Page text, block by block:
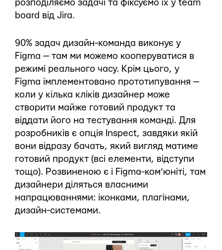
розподіляємо задачі та фіксуємо їх у team
board від Jira.
90% задач дизайн-команда виконує у
Figma — там ми можемо кооперуватися в
режимі реального часу. Крім цього, у
Figma імплементовано прототипування —
коли у кілька кліків дизайнер може
створити майже готовий продукт та
віддати його на тестування команді. Для
розробників є опція Inspect, завдяки якій
вони відразу бачать, який вигляд матиме
готовий продукт (всі елементи, відступи
тощо). Розвиненою є і Figma-ком’юніті, там
дизайнери діляться власними
напрацюваннями: іконками, плагінами,
дизайн-системами.